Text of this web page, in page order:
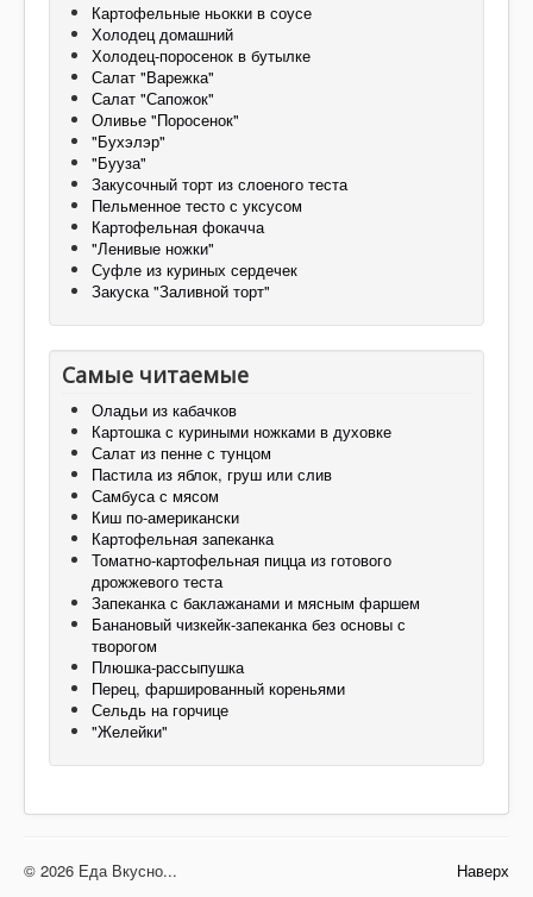
Картофельные ньокки в соусе
Холодец домашний
Холодец-поросенок в бутылке
Салат "Варежка"
Салат "Сапожок"
Оливье "Поросенок"
"Бухэлэр"
"Бууза"
Закусочный торт из слоеного теста
Пельменное тесто с уксусом
Картофельная фокачча
"Ленивые ножки"
Суфле из куриных сердечек
Закуска "Заливной торт"
Самые читаемые
Оладьи из кабачков
Картошка с куриными ножками в духовке
Салат из пенне с тунцом
Пастила из яблок, груш или слив
Самбуса с мясом
Киш по-американски
Картофельная запеканка
Томатно-картофельная пицца из готового
дрожжевого теста
Запеканка с баклажанами и мясным фаршем
Банановый чизкейк-запеканка без основы с
творогом
Плюшка-рассыпушка
Перец, фаршированный кореньями
Сельдь на горчице
"Желейки"
Наверх
© 2026 Еда Вкусно...